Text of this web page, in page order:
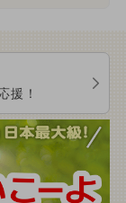
援！